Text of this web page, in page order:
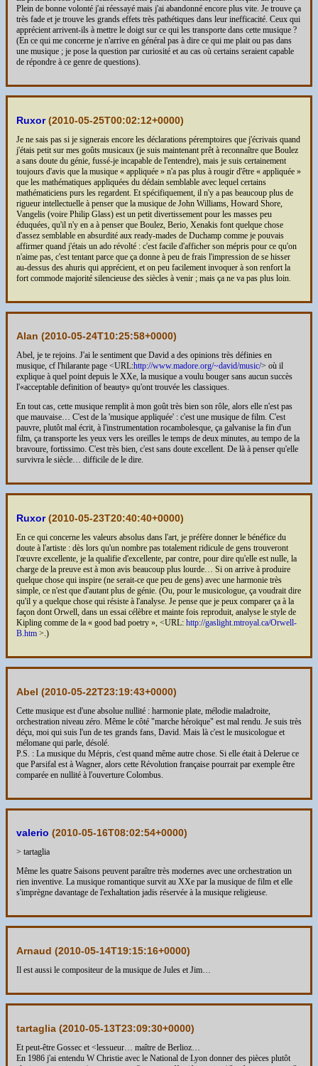
Plein de bonne volonté j'ai réessayé mais j'ai abandonné encore plus vite. Je trouve ça
très fade et je trouve les grands effets très pathétiques dans leur inefficacité. Ceux qui
apprécient arrivent-ils à mettre le doigt sur ce qui les transporte dans cette musique ?
(En ce qui me concerne je n'arrive en général pas à dire ce qui me plait ou pas dans
une musique ; je pose la question par curiosité et au cas où certains seraient capable
de répondre à ce genre de questions).
Ruxor(2010-05-25T00:02:12+0000)
Je ne sais pas si je signerais encore les déclarations péremptoires que j'écrivais quand
j'étais petit sur mes goûts musicaux (je suis maintenant prêt à reconnaître que Boulez
a sans doute du génie, fussé-je incapable de l'entendre), mais je suis certainement
toujours d'avis que la musique « appliquée » n'a pas plus à rougir d'être « appliquée »
que les mathématiques appliquées du dédain semblable avec lequel certains
mathématiciens purs les regardent. Et spécifiquement, il n'y a pas beaucoup plus de
rigueur intellectuelle à penser que la musique de John Williams, Howard Shore,
Vangelis (voire Philip Glass) est un petit divertissement pour les masses peu
éduquées, qu'il n'y en a à penser que Boulez, Berio, Xenakis font quelque chose
d'assez semblable en absurdité aux ready-mades de Duchamp comme je pouvais
affirmer quand j'étais un ado révolté : c'est facile d'afficher son mépris pour ce qu'on
n'aime pas, c'est tentant parce que ça donne à peu de frais l'impression de se hisser
au-dessus des ahuris qui apprécient, et on peu facilement invoquer à son renfort la
fort commode majorité silencieuse des siècles à venir ; mais ça ne va pas plus loin.
Alan (2010-05-24T10:25:58+0000)
Abel, je te rejoins. J'ai le sentiment que David a des opinions très définies en
musique, cf l'hilarante page <URL:http://www.madore.org/~david/music/> où il
explique à quel point depuis le XXe, la musique a voulu bouger sans aucun succès
l'«acceptable definition of beauty» qu'ont trouvée les classiques.
En tout cas, cette musique remplit à mon goût très bien son rôle, alors elle n'est pas
que mauvaise… C'est de la 'musique appliquée' : c'est une musique de film. C'est
pauvre, plutôt mal écrit, à l'instrumentation rocambolesque, ça galvanise la fin d'un
film, ça transporte les yeux vers les oreilles le temps de deux minutes, au tempo de la
bravoure, fortissimo. C'est très bien, c'est sans doute excellent. De là à penser qu'elle
survivra le siècle… difficile de le dire.
Ruxor(2010-05-23T20:40:40+0000)
En ce qui concerne les valeurs absolus dans l'art, je préfère donner le bénéfice du
doute à l'artiste : dès lors qu'un nombre pas totalement ridicule de gens trouveront
l'œuvre excellente, je la qualifie d'excellente, par contre, pour dire qu'elle est nulle, la
charge de la preuve est à mon avis beaucoup plus lourde… Si on arrive à produire
quelque chose qui inspire (ne serait-ce que peu de gens) avec une harmonie très
simple, ce n'est que d'autant plus de génie. (Ou, pour le musicologue, ça voudrait dire
qu'il y a quelque chose qui résiste à l'analyse. Je pense que je peux comparer ça à la
façon dont Orwell, dans un essai célèbre et mainte fois reproduit, analyse le style de
Kipling comme de la « good bad poetry », <URL: http://gaslight.mtroyal.ca/Orwell-
B.htm >.)
Abel (2010-05-22T23:19:43+0000)
Cette musique est d'une absolue nullité : harmonie plate, mélodie maladroite,
orchestration niveau zéro. Même le côté "marche héroïque" est mal rendu. Je suis très
déçu, moi qui suis l'un de tes grands fans, David. Mais là c'est le musicologue et
mélomane qui parle, désolé.
P.S. : La musique du Mépris, c'est quand même autre chose. Si elle était à Delerue ce
que Parsifal est à Wagner, alors cette Révolution française pourrait par exemple être
comparée en nullité à l'ouverture Colombus.
valerio (2010-05-16T08:02:54+0000)
> tartaglia
Même les quatre Saisons peuvent paraître très modernes avec une orchestration un
rien inventive. La musique romantique survit au XXe par la musique de film et elle
s'imprègne davantage de l'exhaltation jadis réservée à la musique religieuse.
Arnaud (2010-05-14T19:15:16+0000)
Il est aussi le compositeur de la musique de Jules et Jim…
tartaglia (2010-05-13T23:09:30+0000)
Et peut-être Gossec et <lessueur… maître de Berlioz…
En 1986 j'ai entendu W Christie avec le National de Lyon donner des pièces plutôt